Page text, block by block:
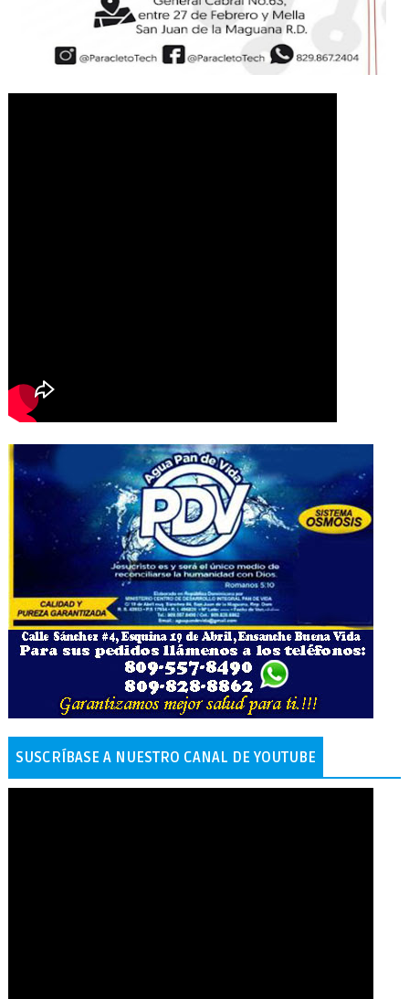
SUSCRÍBASE A NUESTRO CANAL DE YOUTUBE